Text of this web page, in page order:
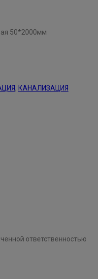
50*2000мм
, КАНАЛИЗАЦИЯ
ответственностью